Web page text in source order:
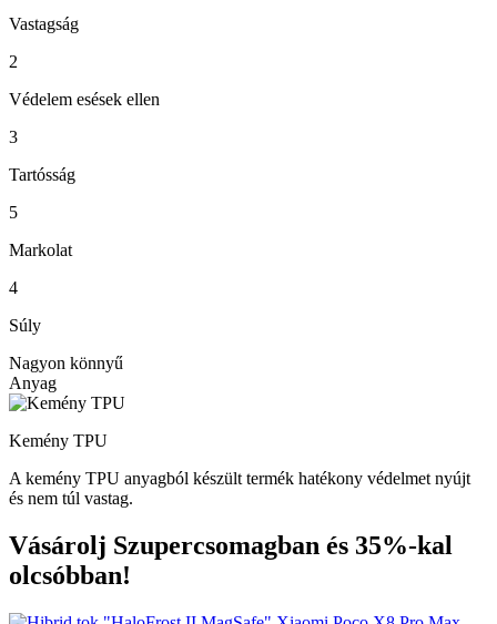
Vastagság
2
Védelem esések ellen
3
Tartósság
5
Markolat
4
Súly
Nagyon könnyű
Anyag
Kemény TPU
A kemény TPU anyagból készült termék hatékony védelmet nyújt
és nem túl vastag.
Vásárolj Szupercsomagban és 35%-kal
olcsóbban!